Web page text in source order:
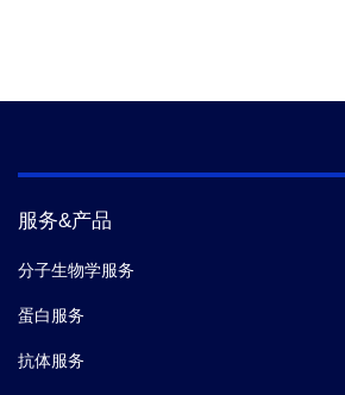
服务&产品
分子生物学服务
蛋白服务
抗体服务